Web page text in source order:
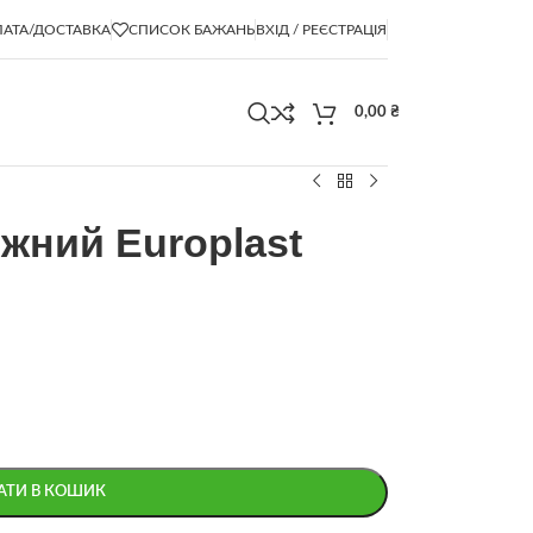
ДОСТАВКА СПИСОК БАЖАНЬВХІД / РЕЄСТРАЦІЯ
0,00 ₴
Europlast
В КОШИК